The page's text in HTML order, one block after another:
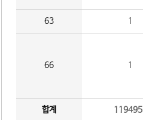
63 1
66 1
합계